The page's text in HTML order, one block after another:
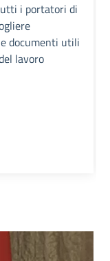
i portatori di
documenti utili
lavoro